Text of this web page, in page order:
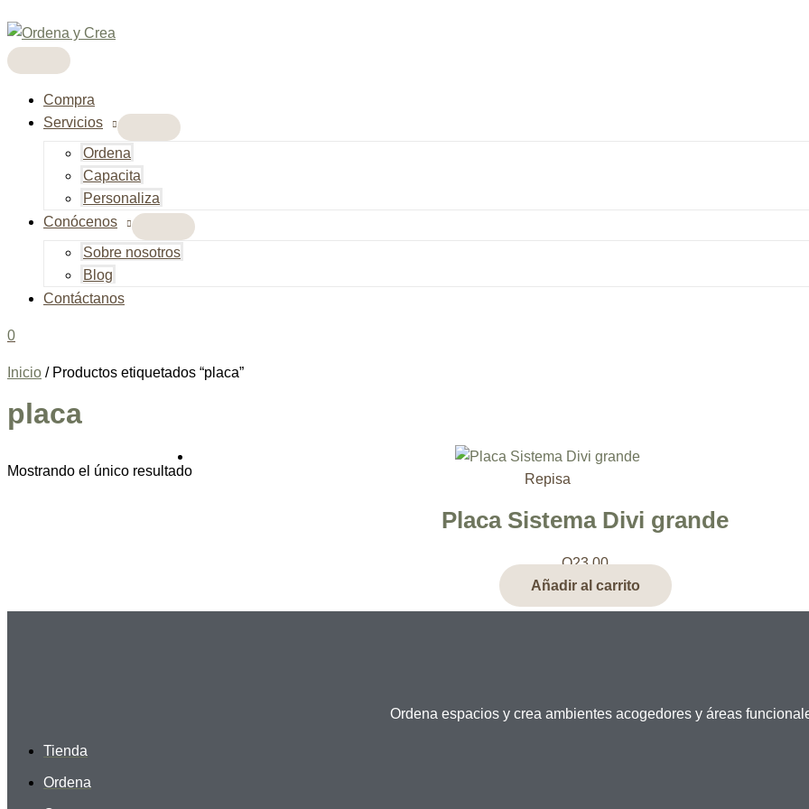
al
contenido
Compra
Servicios
Ordena
Capacita
Personaliza
Conócenos
Sobre nosotros
Blog
Contáctanos
0
Inicio / Productos etiquetados “placa”
placa
Mostrando el único resultado
Repisa
Placa Sistema Divi grande
Q23.00
Añadir al carrito
Ordena espacios y crea ambientes acogedores y áreas
Tienda
Ordena